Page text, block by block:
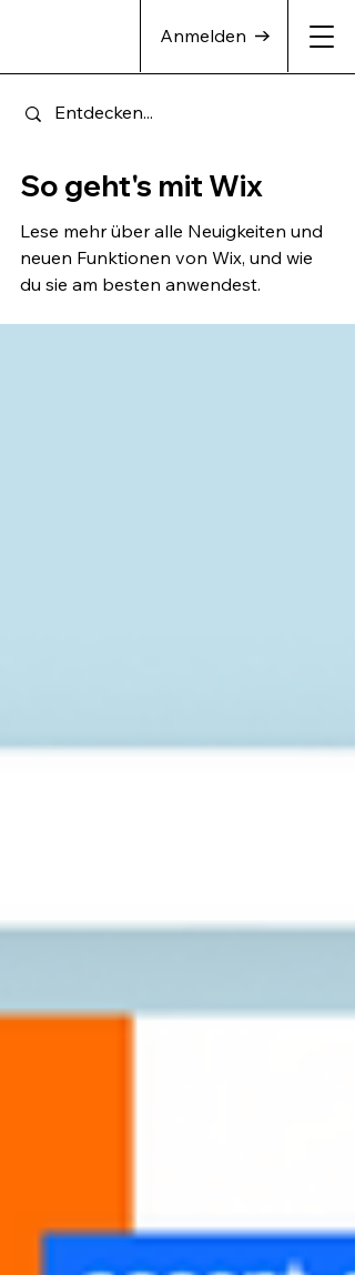
Anmelden
So geht's mit Wix
Lese mehr über alle Neuigkeiten und
neuen Funktionen von Wix, und wie
du sie am besten anwendest.